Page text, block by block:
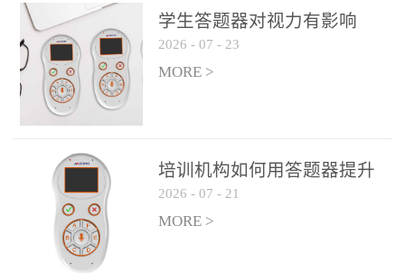
几步：打开软件、选择互
动模式、发起互动任务，
整个过程不超过 30 秒，完
美融入正常教学流程，避
免打断课堂连贯性。无论
点讲解互动，还是课后即
时反馈，QVote 都能灵活
适配不同教学环节需求，
让教师专注于教学内容本
身，而非技术操作。多元
学生答题器对视力有影响
吗？
2026 - 07 - 23
MORE >
培训机构如何用答题器提升
学生专注度
2026 - 07 - 21
MORE >